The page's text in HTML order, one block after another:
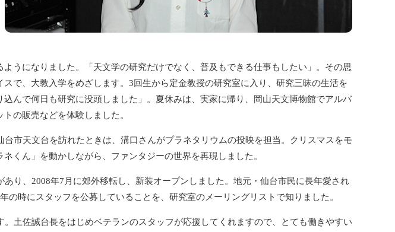
になりました。「天文学の研究だけでなく、普及もできる仕事もしたい」。その思
で、大教入学をめざします。3回生から定金教授の研究室に入り、研究三昧の生活を
んで何日も研究に没頭しました」。夏休みは、実家に帰り、岡山天文博物館でアルバ
の販売などを体験しました。
市天文台を訪れたときは、溝口さんがプラネタリウムの投映を担当。クリスマスをモ
くん」を動かしながら、ファンタジーの世界を再現しました。
り、2008年7月に郊外移転し、新装オープンしました。地元・仙台市民に長年愛され
の時にスタッフを公募していることを、研究室のメーリングリストで知りました。
土佐誠台長をはじめベテランのスタッフが応援してくれますので、とても働きやすい